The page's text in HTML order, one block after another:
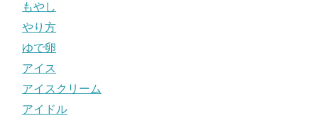
もやし
やり方
ゆで卵
アイス
アイスクリーム
アイドル